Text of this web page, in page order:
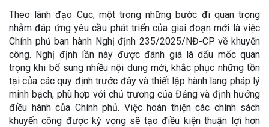
Theo lãnh đạo Cục, một trong những bước đi quan trọng
nhằm đáp ứng yêu cầu phát triển của giai đoạn mới là việc
Chính phủ ban hành Nghị định 235/2025/NĐ-CP về khuyến
công. Nghị định lần này được đánh giá là dấu mốc quan
trọng khi bổ sung nhiều nội dung mới, khắc phục những tồn
tại của các quy định trước đây và thiết lập hành lang pháp lý
minh bạch, phù hợp với chủ trương của Đảng và định hướng
điều hành của Chính phủ. Việc hoàn thiện các chính sách
khuyến công được kỳ vọng sẽ tạo điều kiện thuận lợi hơn